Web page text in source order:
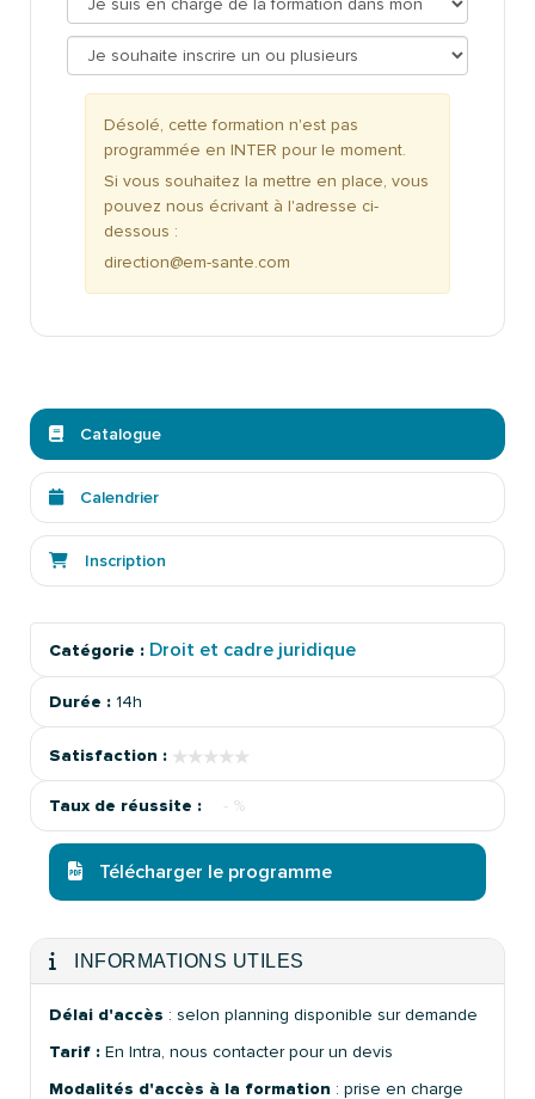
Désolé, cette formation n'est pas
programmée en INTER pour le moment.
Si vous souhaitez la mettre en place, vous
pouvez nous écrivant à l'adresse ci-
dessous :
direction@em-sante.com
Catalogue
Calendrier
Inscription
Catégorie : Droit et cadre juridique
Durée : 14h
Satisfaction : ★★★★★
★★★★★
Taux de réussite : - %
Télécharger le programme
INFORMATIONS UTILES
Délai d'accès : selon planning disponible sur demande
Tarif : En Intra, nous contacter pour un devis
Modalités d'accès à la formation : prise en charge